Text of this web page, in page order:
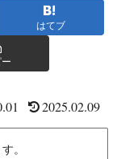
はてブ
2025.02.09
。